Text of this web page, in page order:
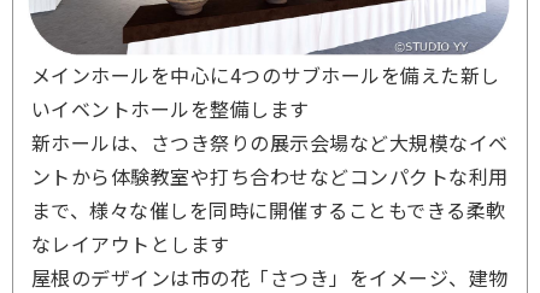
メインホールを中心に4つのサブホールを備えた新し
いイベントホールを整備します
新ホールは、さつき祭りの展示会場など大規模なイベ
ントから体験教室や打ち合わせなどコンパクトな利用
まで、様々な催しを同時に開催することもできる柔軟
なレイアウトとします
屋根のデザインは市の花「さつき」をイメージ、建物